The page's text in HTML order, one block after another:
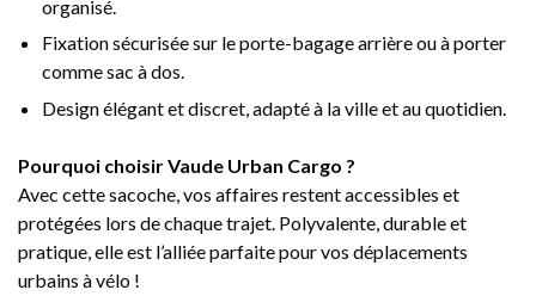
organisé.
Fixation sécurisée sur le porte-bagage arrière ou à porter
comme sac à dos.
Design élégant et discret, adapté à la ville et au quotidien.
Pourquoi choisir Vaude Urban Cargo ?
Avec cette sacoche, vos affaires restent accessibles et
protégées lors de chaque trajet. Polyvalente, durable et
pratique, elle est l’alliée parfaite pour vos déplacements
urbains à vélo !